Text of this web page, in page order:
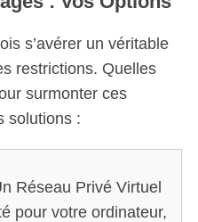
s’avérer un véritable
restrictions. Quelles
surmonter ces
solutions :
Réseau Privé Virtuel
pour votre ordinateur,